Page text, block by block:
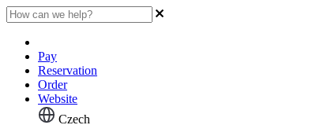
Pay
Reservation
Order
Website
Czech